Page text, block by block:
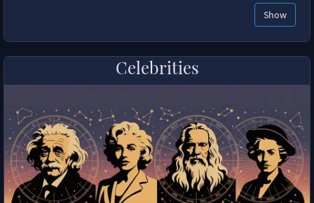
Show
Celebrities